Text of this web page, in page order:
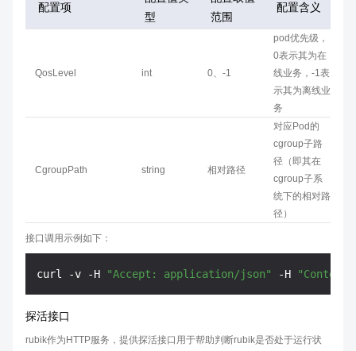
配置项
型
范围
配置含义
QosLevel int 0、-1
pod优先级，
0表示其为在
线业务，-1表
示其为离线业
务
CgroupPath string 相对路径
对应Pod的
cgroup子路
径（即其在
cgroup子系
统下的相对路
径）
接口调用示例如下：
curl -v -H "Accept: application/json" -H
探活接口
rubik作为HTTP服务，提供探活接口用于帮助判断rubik是否处于运行状